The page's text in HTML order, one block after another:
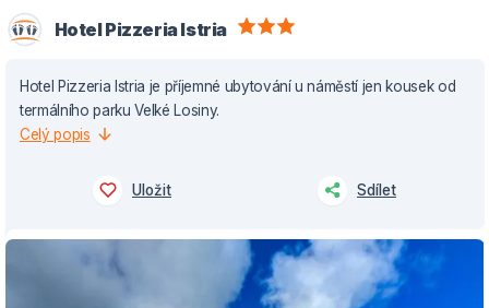
Hotel Pizzeria Istria
Hotel Pizzeria Istria je příjemné ubytování u náměstí jen kousek od
termálního parku Velké Losiny.
Celý popis
Uložit Sdílet